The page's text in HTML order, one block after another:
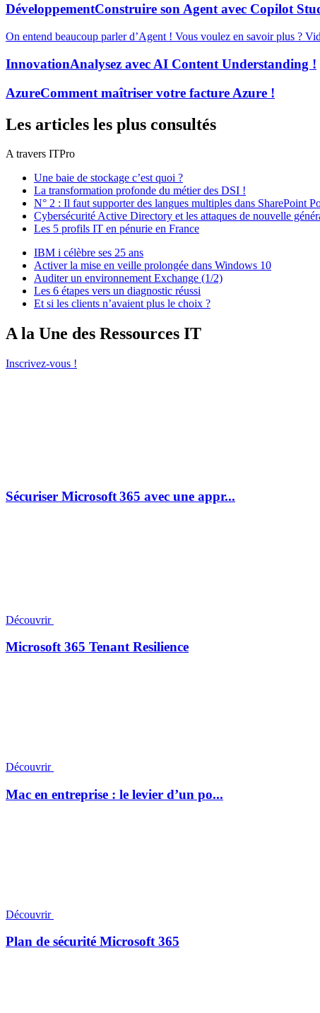
DéveloppementConstruire son Agent avec Copilot
On entend beaucoup parler d’Agent ! Vous voulez en savoir plus ?
InnovationAnalysez avec AI Content Understanding !
AzureComment maîtriser votre facture Azure !
Les articles les plus consultés
A travers ITPro
Une baie de stockage c’est quoi ?
La transformation profonde du métier des DSI !
N° 2 : Il faut supporter des langues multiples dans SharePoint
Cybersécurité Active Directory et les attaques de nouvelle
Les 5 profils IT en pénurie en France
IBM i célèbre ses 25 ans
Activer la mise en veille prolongée dans Windows 10
Auditer un environnement Exchange (1/2)
Les 6 étapes vers un diagnostic réussi
Et si les clients n’avaient plus le choix ?
A la Une des Ressources IT
Inscrivez-vous !
Sécuriser Microsoft 365 avec une appr...
Découvrir
Microsoft 365 Tenant Resilience
Découvrir
Mac en entreprise : le levier d’un po...
Découvrir
Plan de sécurité Microsoft 365